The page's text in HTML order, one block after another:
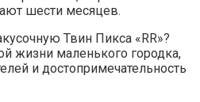
шести месяцев.
Твин Пикса «RR»?
жизни маленького городка,
и достопримечательность